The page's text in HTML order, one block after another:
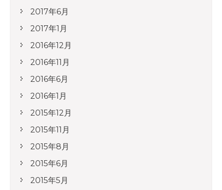
2017年6月
2017年1月
2016年12月
2016年11月
2016年6月
2016年1月
2015年12月
2015年11月
2015年8月
2015年6月
2015年5月